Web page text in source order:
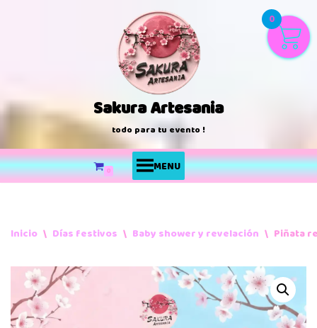
Sakura Artesania
todo para tu evento !
0 MENU
Inicio \ Días festivos \ Baby shower y revelación \ Piñata
0